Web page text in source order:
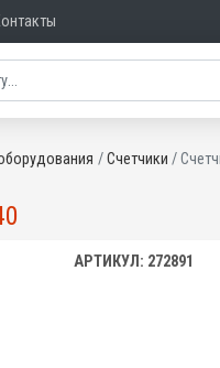
Счетчики
АРТИКУЛ: 272891